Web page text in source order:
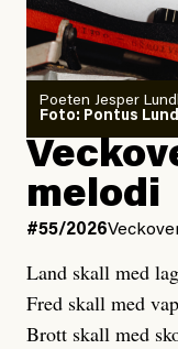
Publicerad6
Uppdaterad6
Joel
Publicerad3
Uppdaterad3
Poeten Jesper
Foto: Pontus
melodi
#55/2026
Land skall med
Fred skall med
Brott skall med